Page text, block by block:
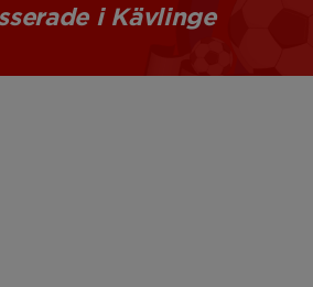
i Kävlinge